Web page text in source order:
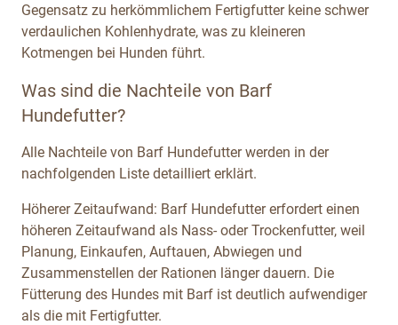
Gegensatz zu herkömmlichem Fertigfutter keine schwer
verdaulichen Kohlenhydrate, was zu kleineren
Kotmengen bei Hunden führt.
Was sind die Nachteile von Barf
Hundefutter?
Alle Nachteile von Barf Hundefutter werden in der
nachfolgenden Liste detailliert erklärt.
Höherer Zeitaufwand: Barf Hundefutter erfordert einen
höheren Zeitaufwand als Nass- oder Trockenfutter, weil
Planung, Einkaufen, Auftauen, Abwiegen und
Zusammenstellen der Rationen länger dauern. Die
Fütterung des Hundes mit Barf ist deutlich aufwendiger
als die mit Fertigfutter.